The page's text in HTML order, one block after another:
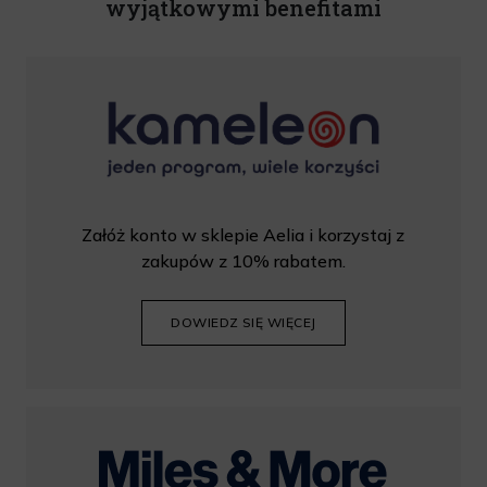
wyjątkowymi benefitami
Załóż konto w sklepie Aelia i korzystaj z
zakupów z 10% rabatem.
DOWIEDZ SIĘ WIĘCEJ